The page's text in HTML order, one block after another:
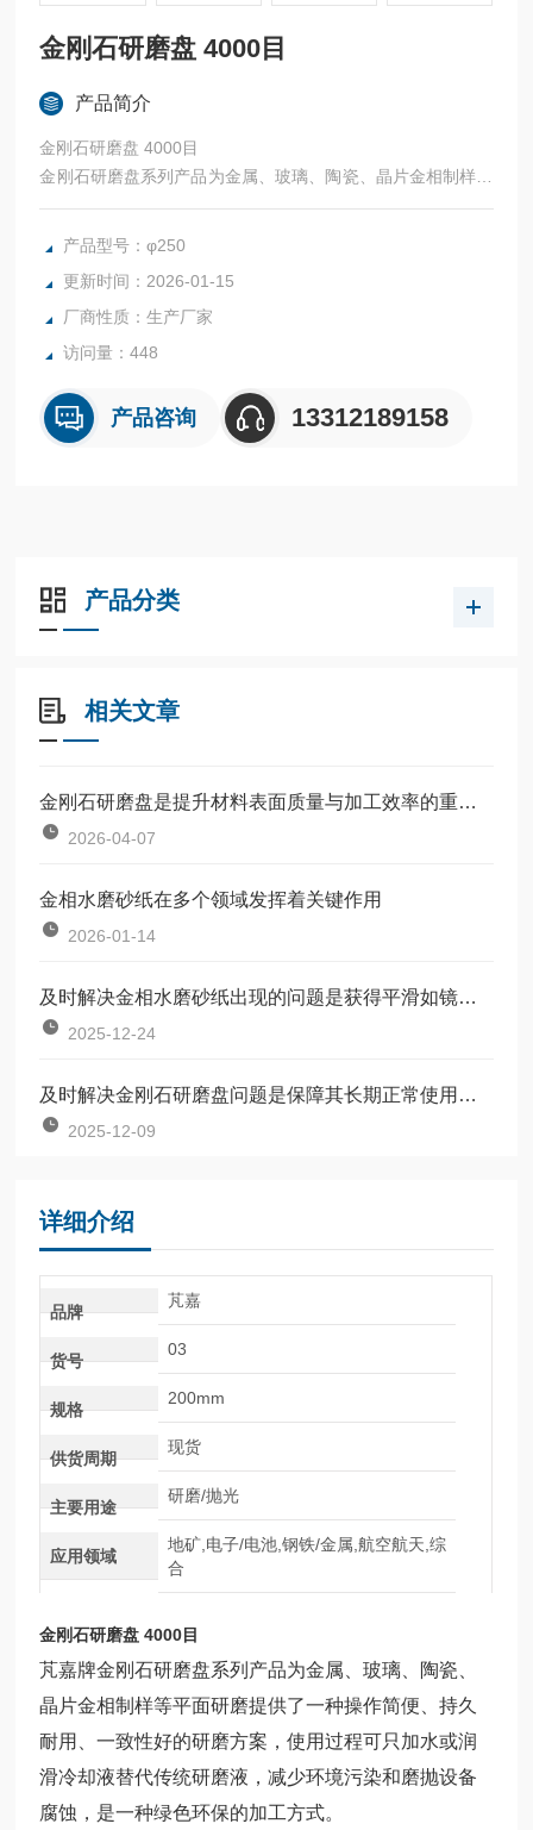
金刚石研磨盘 4000目
产品简介
金刚石研磨盘 4000目
金刚石研磨盘系列产品为金属、玻璃、陶瓷、晶片金相制样等
平面研磨提供了一种操作简便、持久耐用、一致性好的研磨方
案，使用过程可只加水或润滑冷却液替代传统研磨液，减少环
境污染和磨抛设备腐蚀，是一种绿色环保的加工方式。
产品型号：φ250
更新时间：2026-01-15
厂商性质：生产厂家
访问量：448
产品咨询 13312189158
产品分类
相关文章
金刚石研磨盘是提升材料表面质量与加工效率的重要工具
2026-04-07
金相水磨砂纸在多个领域发挥着关键作用
2026-01-14
及时解决金相水磨砂纸出现的问题是获得平滑如镜试样的前提
2025-12-24
及时解决金刚石研磨盘问题是保障其长期正常使用的关键
2025-12-09
详细介绍
品牌
芃嘉
货号
03
规格
200mm
供货周期
现货
主要用途
研磨/抛光
应用领域
地矿,电子/电池,钢铁/金属,航空航天,综
合
金刚石研磨盘 4000目
芃嘉牌金刚石研磨盘系列产品为金属、玻璃、陶瓷、
晶片金相制样等平面研磨提供了一种操作简便、持久
耐用、一致性好的研磨方案，使用过程可只加水或润
滑冷却液替代传统研磨液，减少环境污染和磨抛设备
腐蚀，是一种绿色环保的加工方式。